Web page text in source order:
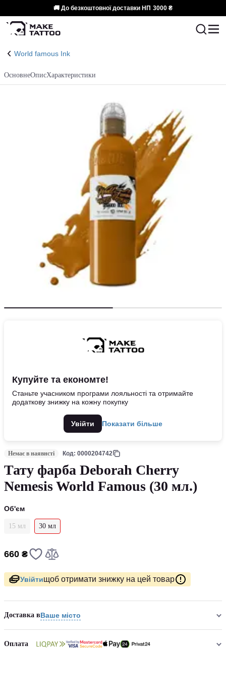
🚚 До безкоштовної доставки НП 3000 ₴
World famous Ink
ОсновнеОписХарактеристики
Купуйте та економте!
Станьте учасником програми лояльності та отримайте
додаткову знижку на кожну покупку
Увійти Показати більше
Немає в наявнсті Код: 0000204742
Тату фарба Deborah Cherry
Nemesis World Famous (30 мл.)
Об'єм
15 мл 30 мл
660 ₴
Увійтищоб отримати знижку на цей товар
Доставка вВаше місто
Оплата